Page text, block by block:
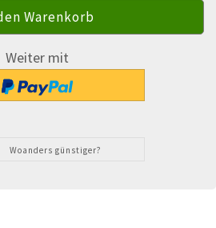
Weiter mit
Woanders günstiger?